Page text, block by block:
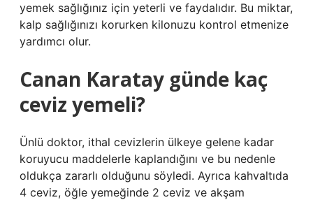
yemek sağlığınız için yeterli ve faydalıdır. Bu miktar,
kalp sağlığınızı korurken kilonuzu kontrol etmenize
yardımcı olur.
Canan Karatay günde kaç
ceviz yemeli?
Ünlü doktor, ithal cevizlerin ülkeye gelene kadar
koruyucu maddelerle kaplandığını ve bu nedenle
oldukça zararlı olduğunu söyledi. Ayrıca kahvaltıda
4 ceviz, öğle yemeğinde 2 ceviz ve akşam